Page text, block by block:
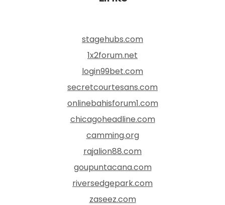
stagehubs.com
1x2forum.net
login99bet.com
secretcourtesans.com
onlinebahisforum1.com
chicagoheadline.com
camming.org
rajalion88.com
goupuntacana.com
riversedgepark.com
zaseez.com